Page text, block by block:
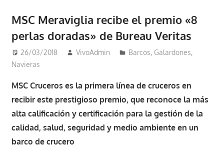
cruceros
y,
como
los
los
cuento
MSC Meraviglia recibe el premio «8
perlas doradas» de Bureau Veritas
26/03/2018 VivoAdmin Barcos, Galardones,
Navieras
MSC Cruceros es la primera línea de cruceros en
recibir este prestigioso premio, que reconoce la más
alta calificación y certificación para la gestión de la
calidad, salud, seguridad y medio ambiente en un
barco de crucero